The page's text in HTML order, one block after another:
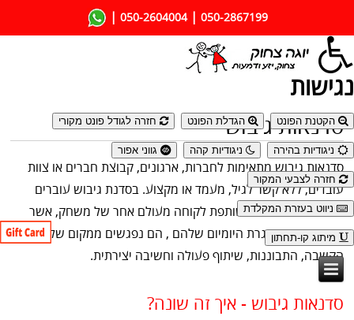
050-2867199
|
050-2604004
|
נגישות
הקטנת הפונט הגדלת הפונט חזרה לגודל פונט מקורי
ניגודיות בהירה ניגודיות קהה גווני אפור
חזרה לצבעי המקור
ניווט בעזרת המקלדת
מיתוג קו-תחתון
סדנאות גיבוש
סדנאות גיבוש מתאימות לחברות, ארגונים, קבוצת חברים או צוות
עובדים, ללא קשר לגיל, מעמד או מקצוע. בסדנת גיבוש עוברים
המשתתפים חוויה משותפת לקוחה מעולם אחר של משחק, אשר
שונה ביותר משגרת היומיום שלהם , הם נפגשים ממקום של קירבה,
הקשבה, התבוננות, שיתוף פעולה וחשיבה יצירתית.
סדנאות גיבוש - איך זה שונה?